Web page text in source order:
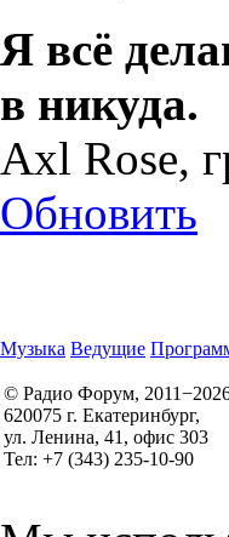
Я всё
в никуда.
Axl Rose,
Обновить
Музыка Ведущие
© Радио Форум,
620075 г. Екатеринбург,
ул. Ленина, 41, офис 303
Тел: +7 (343) 235-10-90